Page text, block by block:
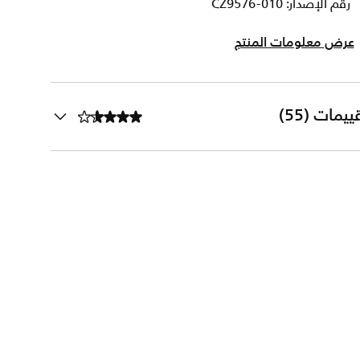
رقم الإصدار: CZ9576-010
عرض معلومات المنتج
(55)